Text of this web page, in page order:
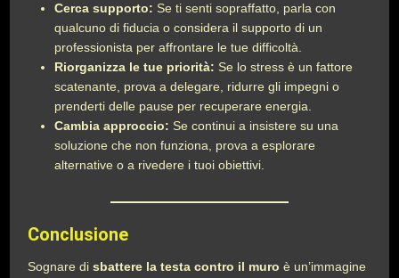
Cerca supporto: Se ti senti sopraffatto, parla con
qualcuno di fiducia o considera il supporto di un
professionista per affrontare le tue difficoltà.
Riorganizza le tue priorità: Se lo stress è un fattore
scatenante, prova a delegare, ridurre gli impegni o
prenderti delle pause per recuperare energia.
Cambia approccio: Se continui a insistere su una
soluzione che non funziona, prova a esplorare
alternative o a rivedere i tuoi obiettivi.
Conclusione
Sognare disbattere la testa contro il muro è un’immagine